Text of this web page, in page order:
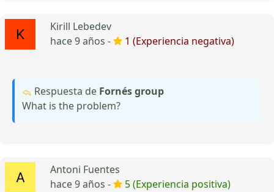
Kirill Lebedev
hace 9 años -
1 (Experiencia negativa)
Respuesta de Fornés group
What is the problem?
Antoni Fuentes
hace 9 años -
5 (Experiencia positiva)